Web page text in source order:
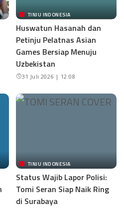
TINJU INDONESIA
Huswatun Hasanah dan
Petinju Pelatnas Asian
Games Bersiap Menuju
Uzbekistan
31 Juli 2026 | 12:08
TINJU INDONESIA
Status Wajib Lapor Polisi:
Tomi Seran Siap Naik Ring
di Surabaya